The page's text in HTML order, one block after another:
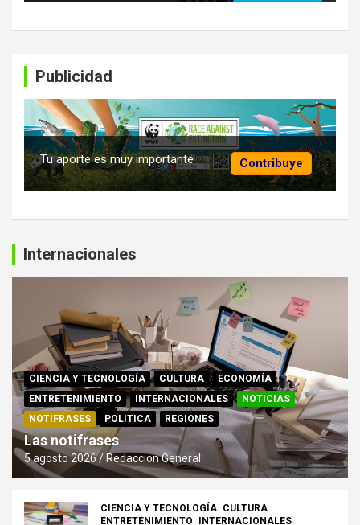
Publicidad
Contribuye
Tu aporte es muy importante
Internacionales
CIENCIA Y TECNOLOGÍA CULTURA
ECONOMÍA
ENTRETENIMIENTO
INTERNACIONALES
NOTICIAS
NOTIFRASES
POLITICA REGIONES
Las notifrases
5 agosto 2026 Redaccion General
CIENCIA Y TECNOLOGÍA CULTURA
ENTRETENIMIENTO
INTERNACIONALES